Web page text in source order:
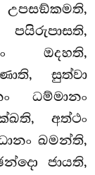
ඔදහති,
සුත්වා
ධම්මානං
අත්ථං
ඛමන්ති,
ජායති,